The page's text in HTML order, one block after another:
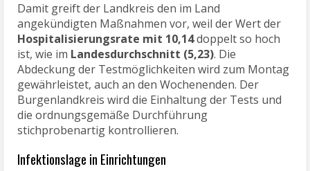
Damit greift der Landkreis den im Land
angekündigten Maßnahmen vor, weil der Wert der
Hospitalisierungsrate mit 10,14doppelt so hoch
ist, wie im Landesdurchschnitt (5,23). Die
Abdeckung der Testmöglichkeiten wird zum Montag
gewährleistet, auch an den Wochenenden. Der
Burgenlandkreis wird die Einhaltung der Tests und
die ordnungsgemäße Durchführung
stichprobenartig kontrollieren.
Infektionslage in Einrichtungen